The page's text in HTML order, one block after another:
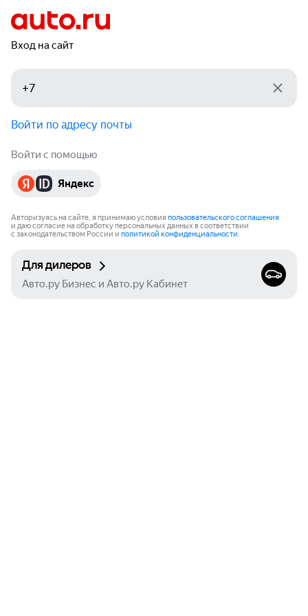
Вход на сайт
Войти по адресу почты
Войти с помощью
Яндекс
Авторизуясь на сайте, я принимаю условия пользовательского соглашения
и даю согласие на обработку персональных данных в соответствии
с законодательством России и политикой конфиденциальности.
Для дилеров
Авто.ру Бизнес и Авто.ру Кабинет